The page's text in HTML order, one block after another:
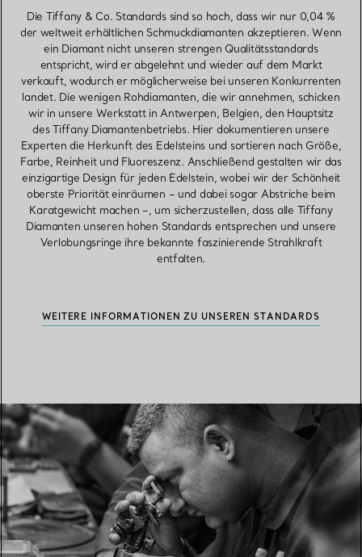
Die Tiffany & Co. Standards sind so hoch, dass wir nur 0,04 %
der weltweit erhältlichen Schmuckdiamanten akzeptieren. Wenn
ein Diamant nicht unseren strengen Qualitätsstandards
entspricht, wird er abgelehnt und wieder auf dem Markt
verkauft, wodurch er möglicherweise bei unseren Konkurrenten
landet. Die wenigen Rohdiamanten, die wir annehmen, schicken
wir in unsere Werkstatt in Antwerpen, Belgien, den Hauptsitz
des Tiffany Diamantenbetriebs. Hier dokumentieren unsere
Experten die Herkunft des Edelsteins und sortieren nach Größe,
Farbe, Reinheit und Fluoreszenz. Anschließend gestalten wir das
einzigartige Design für jeden Edelstein, wobei wir der Schönheit
oberste Priorität einräumen – und dabei sogar Abstriche beim
Karatgewicht machen –, um sicherzustellen, dass alle Tiffany
Diamanten unseren hohen Standards entsprechen und unsere
Verlobungsringe ihre bekannte faszinierende Strahlkraft
entfalten.
WEITERE INFORMATIONEN ZU UNSEREN STANDARDS